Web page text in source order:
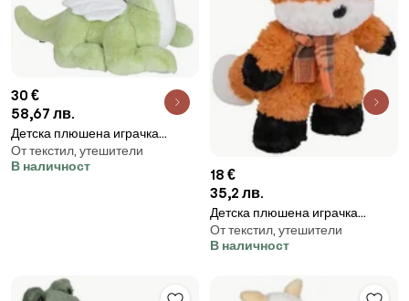
30 €
58,67 лв.
Детска плюшена играчка
atmosphera Dragon, 53 cm
От текстил, утешители
В наличност
18 €
35,2 лв.
Детска плюшена играчка
atmosphera Fox, 32 cm
От текстил, утешители
В наличност